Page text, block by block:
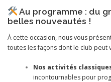
Au programme : du
belles nouveautés !
À cette occasion, nous vous
toutes les façons dont le club peut
Nos activités
incontournables pour